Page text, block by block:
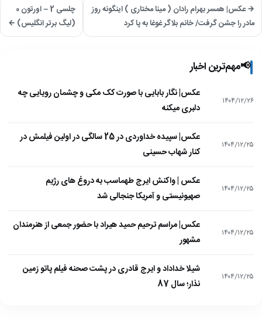
→ عکس| همسر بهرام رادان ( مینا مختاری ) اینگونه روز
مادر را جشن گرفت/ خانم بلاگر غوغا به پا کرد
چلسی 2 – اورتون 0
(لیگ برتر انگلیس) ←
📢مهم‌ترین اخبار
۱۴۰۴/۱۲/۲۶
عکس| نگار بابایی با صورت کک مکی و چشمان رویایی چه
دلبری میکنه
۱۴۰۴/۱۲/۲۵
عکس| سپیده خداوردی در 25 سالگی در اولین فیلمش در
کنار شهاب حسینی
۱۴۰۴/۱۲/۲۵
عکس | واکنش ایرج طهماسب به دروغ های رژیم
صهیونیستی و آمریکا جنجالی شد
۱۴۰۴/۱۲/۲۵
عکس| مراسم ترحیم حمید هیراد با حضور جمعی از هنرمندان
مشهور
۱۴۰۴/۱۲/۲۵
شیلا خداداد و ایرج قادری در پشت صحنه فیلم پاتو زمین
نذار؛ سال 87